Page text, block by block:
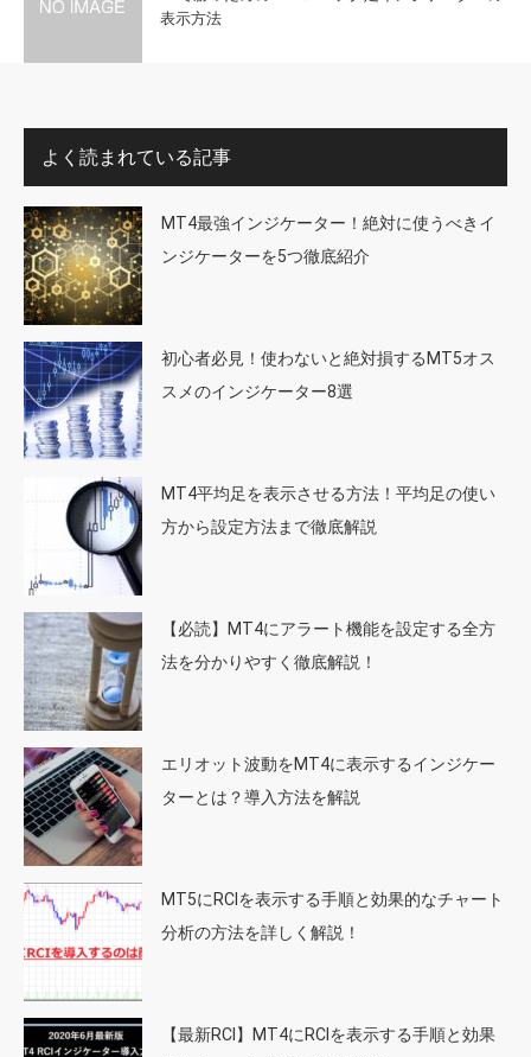
表示方法
よく読まれている記事
MT4最強インジケーター！絶対に使うべきイ
ンジケーターを5つ徹底紹介
初心者必見！使わないと絶対損するMT5オス
スメのインジケーター8選
MT4平均足を表示させる方法！平均足の使い
方から設定方法まで徹底解説
【必読】MT4にアラート機能を設定する全方
法を分かりやすく徹底解説！
エリオット波動をMT4に表示するインジケー
ターとは？導入方法を解説
MT5にRCIを表示する手順と効果的なチャート
分析の方法を詳しく解説！
【最新RCI】MT4にRCIを表示する手順と効果